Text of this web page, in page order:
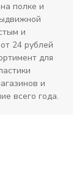
полке и
и
24 рублей
для
и
всего года.